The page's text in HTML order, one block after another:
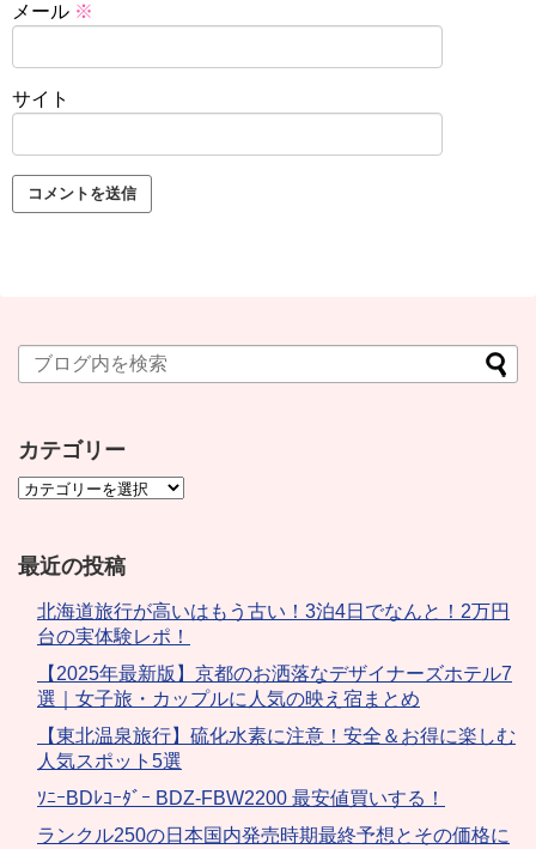
メール ※
サイト
カテゴリー
最近の投稿
北海道旅行が高いはもう古い！3泊4日でなんと！2万円
台の実体験レポ！
【2025年最新版】京都のお洒落なデザイナーズホテル7
選｜女子旅・カップルに人気の映え宿まとめ
【東北温泉旅行】硫化水素に注意！安全＆お得に楽しむ
人気スポット5選
ｿﾆｰBDﾚｺｰﾀﾞｰ BDZ-FBW2200 最安値買いする！
ランクル250の日本国内発売時期最終予想とその価格に